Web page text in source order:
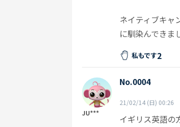
ネイティブキャ
に馴染んできま
私もです2
JU***
No.0004
21/02/14 (日) 00:26
イギリス英語の